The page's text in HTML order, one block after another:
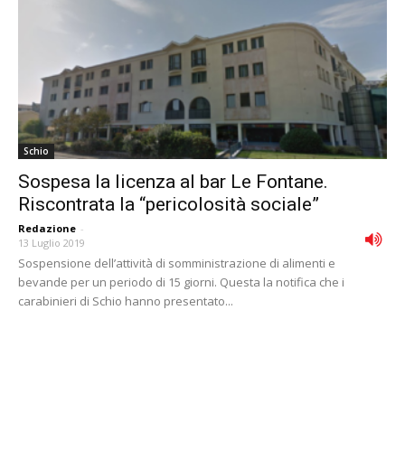
Schio
Sospesa la licenza al bar Le Fontane.
Riscontrata la “pericolosità sociale”
Redazione -
13 Luglio 2019
Sospensione dell’attività di somministrazione di alimenti e
bevande per un periodo di 15 giorni. Questa la notifica che i
carabinieri di Schio hanno presentato...